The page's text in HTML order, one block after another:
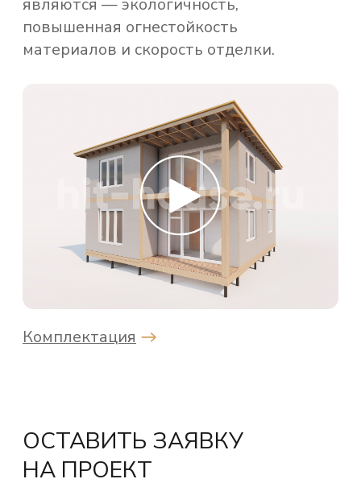
Отправить
г. Москва, Пресненская набережная
12, башня Федерация Восток
+7 (499) 341-05-05
welcome@hit-house.ru
Политика конфиденциальности
© 2026 Все права защищены.